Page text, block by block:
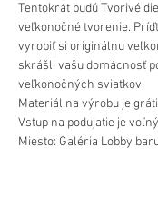
Tentokrát budú Tvorivé
veľkonočné tvorenie.
vyrobiť si originálnu
skrášli vašu domácnosť
veľkonočných sviatkov.
Materiál na výrobu je
Vstup na podujatie je
Miesto: Galéria Lobby